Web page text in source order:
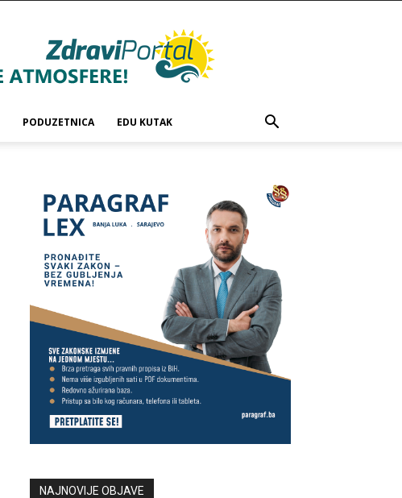
PODUZETNICA EDU KUTAK
NAJNOVIJE OBJAVE